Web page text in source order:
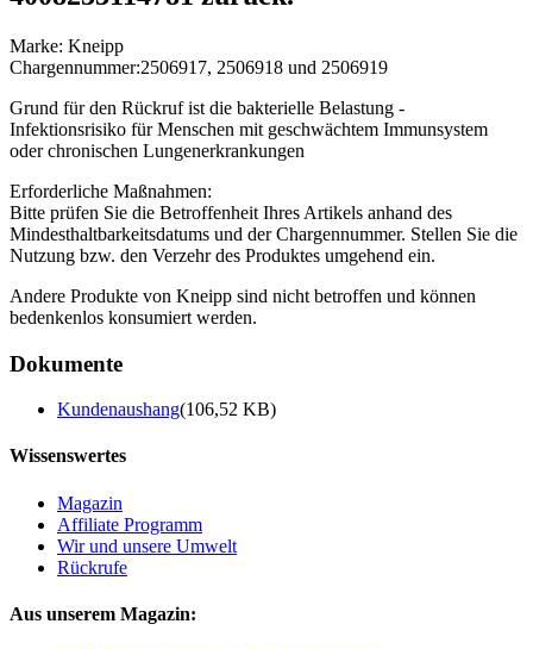
Marke: Kneipp
Chargennummer:2506917, 2506918 und 2506919
Grund für den Rückruf ist die bakterielle Belastung -
Infektionsrisiko für Menschen mit geschwächtem Immunsystem
oder chronischen Lungenerkrankungen
Erforderliche Maßnahmen:
Bitte prüfen Sie die Betroffenheit Ihres Artikels anhand des
Mindesthaltbarkeitsdatums und der Chargennummer. Stellen Sie die
Nutzung bzw. den Verzehr des Produktes umgehend ein.
Andere Produkte von Kneipp sind nicht betroffen und können
bedenkenlos konsumiert werden.
Dokumente
Kundenaushang(106,52 KB)
Wissenswertes
Magazin
Affiliate Programm
Wir und unsere Umwelt
Rückrufe
Aus unserem Magazin: